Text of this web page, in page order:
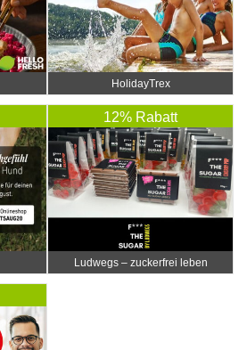
HolidayTrex
12% Rabatt
Ludwegs – zuckerfrei leben